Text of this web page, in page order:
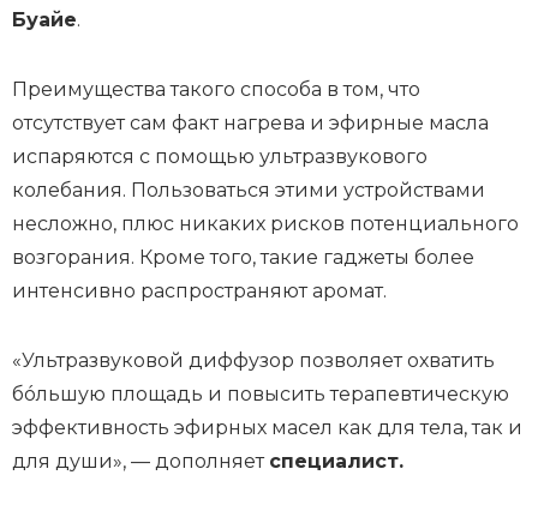
Буайе.
Преимущества такого способа в том, что
отсутствует сам факт нагрева и эфирные масла
испаряются с помощью ультразвукового
колебания. Пользоваться этими устройствами
несложно, плюс никаких рисков потенциального
возгорания. Кроме того, такие гаджеты более
интенсивно распространяют аромат.
«Ультразвуковой диффузор позволяет охватить
бóльшую площадь и повысить терапевтическую
эффективность эфирных масел как для тела, так и
для души», — дополняет специалист.